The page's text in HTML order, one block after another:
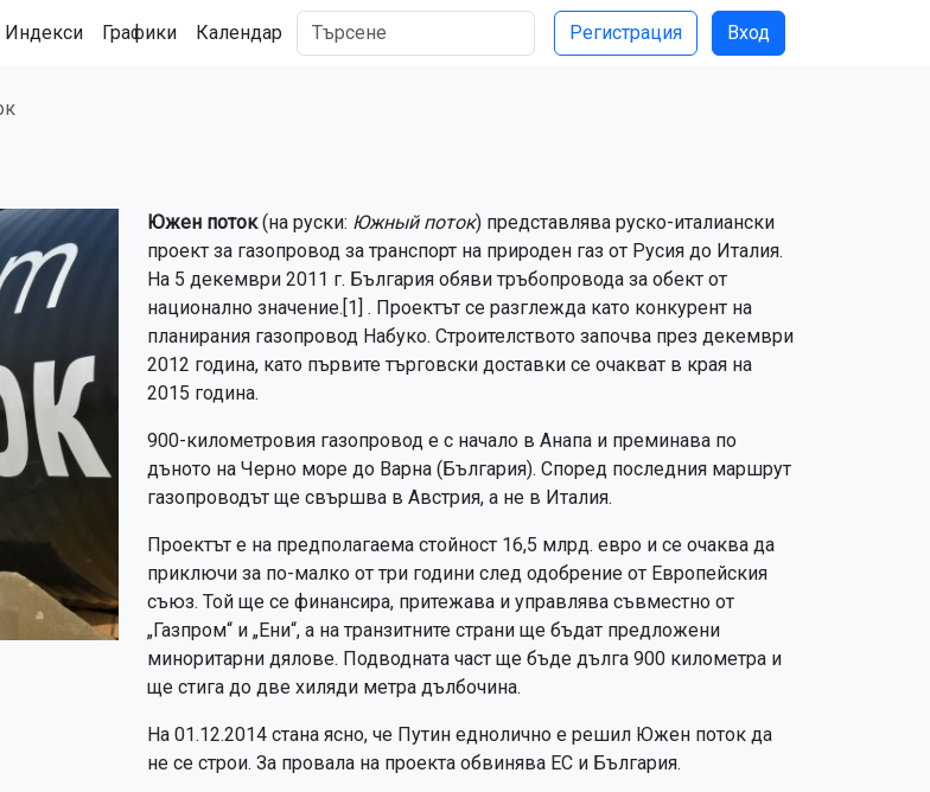
Индекси Графики Календар Регистрация Вход
Южен поток(на руски: Южный поток) представлява руско-италиански
проект за газопровод за транспорт на природен газ от Русия до Италия.
На 5 декември 2011 г. България обяви тръбопровода за обект от
национално значение.[1] . Проектът се разглежда като конкурент на
планирания газопровод Набуко. Строителството започва през декември
2012 година, като първите търговски доставки се очакват в края на
2015 година.
900-километровия газопровод е с начало в Анапа и преминава по
дъното на Черно море до Варна (България). Според последния маршрут
газопроводът ще свършва в Австрия, а не в Италия.
Проектът е на предполагаема стойност 16,5 млрд. евро и се очаква да
приключи за по-малко от три години след одобрение от Европейския
съюз. Той ще се финансира, притежава и управлява съвместно от
„Газпром“ и „Ени“, а на транзитните страни ще бъдат предложени
миноритарни дялове. Подводната част ще бъде дълга 900 километра и
ще стига до две хиляди метра дълбочина.
На 01.12.2014 стана ясно, че Путин еднолично е решил Южен поток да
не се строи. За провала на проекта обвинява ЕС и България.